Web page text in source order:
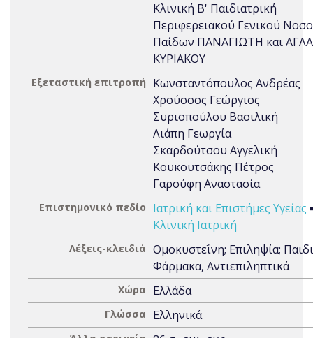
Κλινική Β' Παιδιατρική
Περιφερειακού Γενικού
Παίδων ΠΑΝΑΓΙΩΤΗ και
ΚΥΡΙΑΚΟΥ
Εξεταστική επιτροπή
Κωνσταντόπουλος Ανδρέας
Χρούσσος Γεώργιος
Συριοπούλου Βασιλική
Λιάπη Γεωργία
Σκαρδούτσου Αγγελική
Κουκουτσάκης Πέτρος
Γαρούφη Αναστασία
Επιστημονικό πεδίο Ιατρική και Επιστήμες Υγείας
Κλινική Ιατρική
Λέξεις-κλειδιά Ομοκυστεΐνη; Επιληψία;
Φάρμακα, Αντιεπιληπτικά
Χώρα Ελλάδα
Γλώσσα Ελληνικά